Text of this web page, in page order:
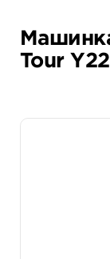
Tour